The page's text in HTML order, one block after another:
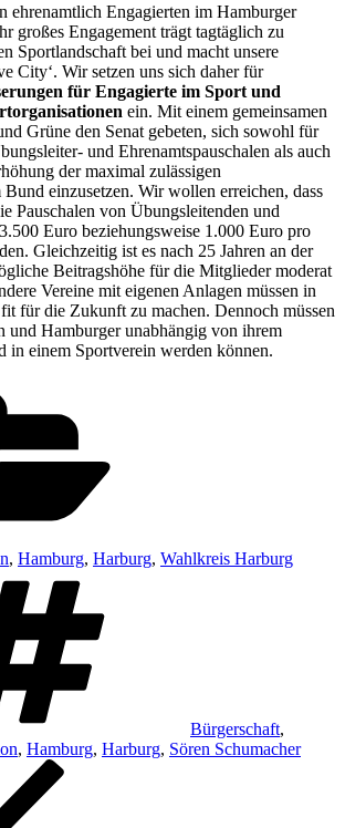
ehrenamtlich Engagierten im Hamburger
großes Engagement trägt tagtäglich zu
Sportlandschaft bei und macht unsere
City‘. Wir setzen uns sich daher für
für Engagierte im Sport und
ein. Mit einem gemeinsamen
Grüne den Senat gebeten, sich sowohl für
und Ehrenamtspauschalen als auch
der maximal zulässigen
einzusetzen. Wir wollen erreichen, dass
Pauschalen von Übungsleitenden und
Euro beziehungsweise 1.000 Euro pro
Gleichzeitig ist es nach 25 Jahren an der
Beitragshöhe für die Mitglieder moderat
Vereine mit eigenen Anlagen müssen in
für die Zukunft zu machen. Dennoch müssen
und Hamburger unabhängig von ihrem
in einem Sportverein werden können.
, Hamburg, Harburg, Wahlkreis Harburg
Bürgerschaft,
, Hamburg, Harburg, Sören Schumacher